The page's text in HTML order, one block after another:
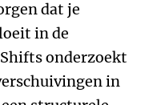
dat je
in de
onderzoekt
in